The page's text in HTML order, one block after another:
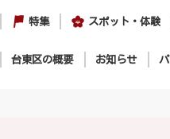
特集 スポット・体験
台東区の概要 お知らせ